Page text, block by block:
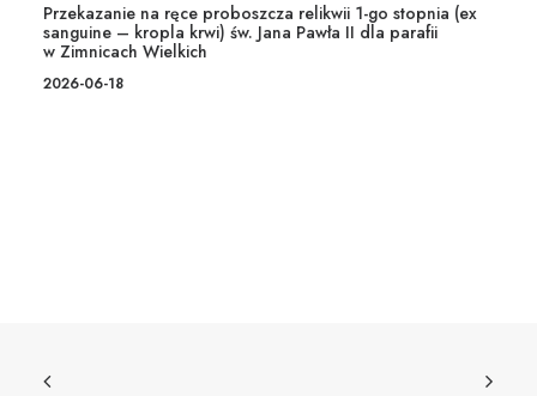
Przekazanie na ręce proboszcza relikwii 1-go stopnia (ex
sanguine – kropla krwi) św. Jana Pawła II dla parafii
w Zimnicach Wielkich
2026-06-18